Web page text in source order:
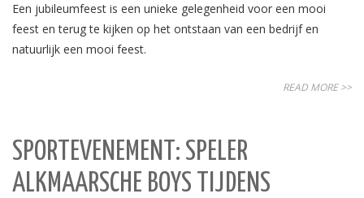
Een jubileumfeest is een unieke gelegenheid voor een mooi
feest en terug te kijken op het ontstaan van een bedrijf en
natuurlijk een mooi feest.
READ MORE >>
SPORTEVENEMENT: SPELER
ALKMAARSCHE BOYS TIJDENS